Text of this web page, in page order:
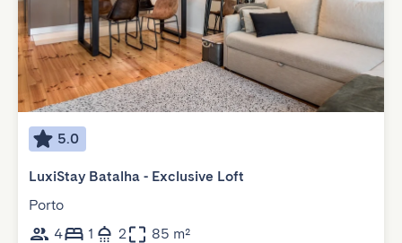
5.0
LuxiStay Batalha - Exclusive Loft
Porto
4
1 2 85 m²